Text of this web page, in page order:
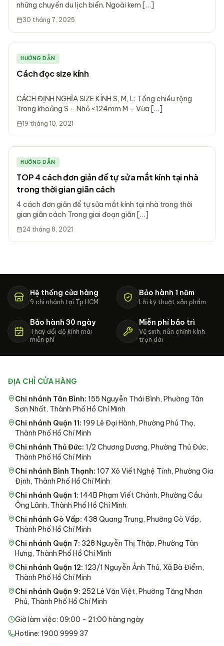
những chuyến du lịch biển. Ngoài kem […]
30 tháng 7, 2025
HƯỚNG DẪN
Cách đọc size kính
CÁCH ĐỊNH NGHĨA SIZE KÍNH S, M, L: Tổng chiều rộng
Trong khoảng S – Nhỏ <124mm M – Vừa […]
19 tháng 10, 2021
HƯỚNG DẪN
TOP 4 cách đơn giản để tự sửa mắt kính tại nhà
trong thời gian giãn cách
4 cách đơn giản để tự sửa mắt kính tại nhà trong thời
gian giãn cách Trong giai đoạn giãn […]
24 tháng 8, 2021
Hệ thống cửa hàng
9 chi nhánh tại Tp.HCM
Bảo hành 1 năm
Lỗi kỹ thuật sản phẩm
Bảo hành 30 ngày
Thay đổi độ kính mới
miễn phí
Miễn phí bảo trì
Vệ sinh, nắn chỉnh kính
trọn đời
ĐỊA CHỈ CỬA HÀNG
Chi nhánh Tân Bình: 155 Nguyễn Thái Bình, Phường Tân
Sơn Nhất, Thành Phố Hồ Chí Minh
Chi nhánh Quận 11: 199 Lê Đại Hành, Phường Phú Thọ,
Thành Phố Hồ Chí Minh
Chi nhánh Thủ Đức: 1/2 Chương Dương, Phường Thủ Đức,
Thành Phố Hồ Chí Minh
Chi nhánh Bình Thạnh: 107 Xô Viết Nghệ Tĩnh, Phường Gia
Định, Thành Phố Hồ Chí Minh
Chi nhánh Quận 1: 144B Phạm Viết Chánh, Phường Cầu
Ông Lãnh, Thành Phố Hồ Chí Minh
Chi nhánh Gò Vấp: 438 Quang Trung, Phường Gò Vấp,
Thành Phố Hồ Chí Minh
Chi nhánh Quận 7: 328 Nguyễn Thị Thập, Phường Tân
Hưng, Thành Phố Hồ Chí Minh
Chi nhánh Quận 12: 123/1 Nguyễn Ảnh Thủ, Xã Bà Điểm,
Thành Phố Hồ Chí Minh
Chi nhánh Quận 9: 252 Lê Văn Việt, Phường Tăng Nhơn
Phú, Thành Phố Hồ Chí Minh
Giờ làm việc: 09:00 - 21:00 hàng ngày
Hotline: 1900 9999 37